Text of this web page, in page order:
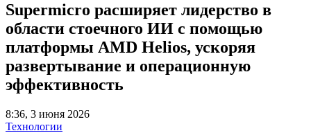
Supermicro расширяет лидерство в
области стоечного ИИ с помощью
платформы AMD Helios, ускоряя
развертывание и операционную
эффективность
8:36, 3 июня 2026
Технологии